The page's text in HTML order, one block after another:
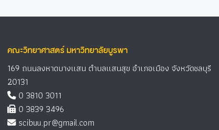
คณะวิทยาศาสตร์ มหาวิทยาลัยบูรพา
169 ถนนลงหาดบางแสน ตำบลแสนสุข อำเภอเมือง จังหวัดชลบุรี
20131
0 3810 3011
0 3839 3496
scibuu.pr@gmail.com